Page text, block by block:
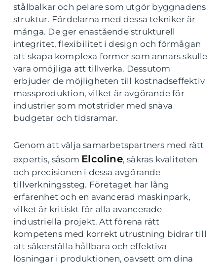
stålbalkar och pelare som utgör byggnadens
struktur. Fördelarna med dessa tekniker är
många. De ger enastående strukturell
integritet, flexibilitet i design och förmågan
att skapa komplexa former som annars skulle
vara omöjliga att tillverka. Dessutom
erbjuder de möjligheten till kostnadseffektiv
massproduktion, vilket är avgörande för
industrier som motstrider med snäva
budgetar och tidsramar.
Genom att välja samarbetspartners med rätt
expertis, såsom Elcoline, säkras kvaliteten
och precisionen i dessa avgörande
tillverkningssteg. Företaget har lång
erfarenhet och en avancerad maskinpark,
vilket är kritiskt för alla avancerade
industriella projekt. Att förena rätt
kompetens med korrekt utrustning bidrar till
att säkerställa hållbara och effektiva
lösningar i produktionen, oavsett om dina